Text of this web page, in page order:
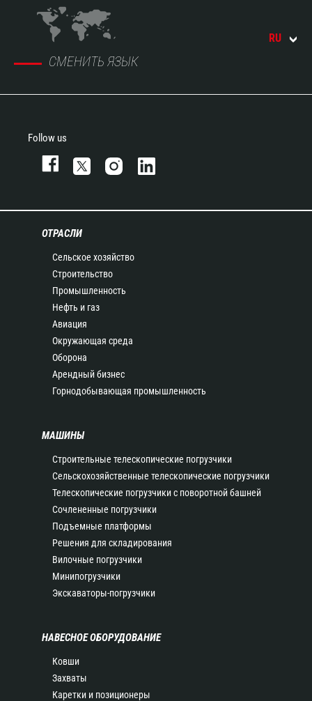
СМЕНИТЬ ЯЗЫК
RU
Follow us
ОТРАСЛИ
Сельское хозяйство
Строительство
Промышленность
Нефть и газ
Авиация
Окружающая среда
Оборона
Арендный бизнес
Горнодобывающая промышленность
МАШИНЫ
Строительные телескопические погрузчики
Сельскохозяйственные телескопические погрузчики
Телескопические погрузчики с поворотной башней
Сочлененные погрузчики
Подъемные платформы
Решения для складирования
Вилочные погрузчики
Минипогрузчики
Экскаваторы-погрузчики
НАВЕСНОЕ ОБОРУДОВАНИЕ
Ковши
Захваты
Каретки и позиционеры